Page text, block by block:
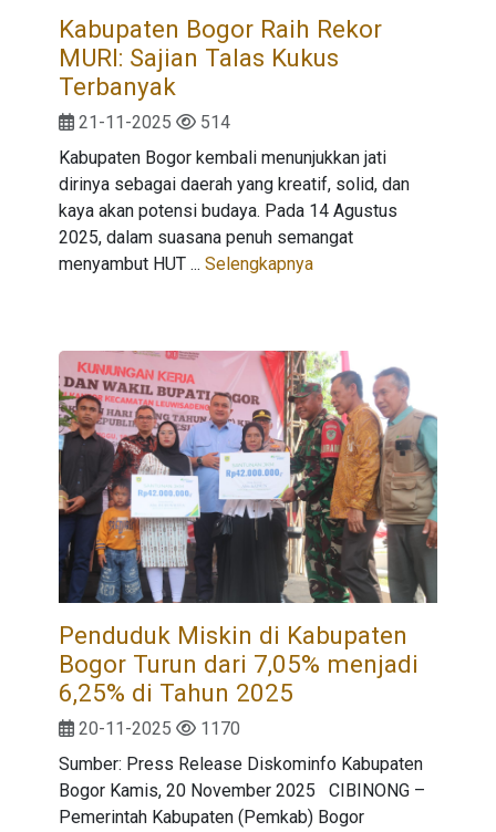
Kabupaten Bogor Raih Rekor
MURI: Sajian Talas Kukus
Terbanyak
21-11-2025
514
Kabupaten Bogor kembali menunjukkan jati
dirinya sebagai daerah yang kreatif, solid, dan
kaya akan potensi budaya. Pada 14 Agustus
2025, dalam suasana penuh semangat
menyambut HUT ... Selengkapnya
Penduduk Miskin di Kabupaten
Bogor Turun dari 7,05% menjadi
6,25% di Tahun 2025
20-11-2025
1170
Sumber: Press Release Diskominfo Kabupaten
Bogor Kamis, 20 November 2025 CIBINONG –
Pemerintah Kabupaten (Pemkab) Bogor